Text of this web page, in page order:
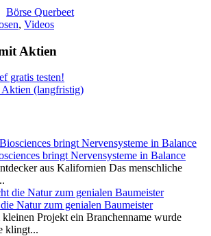
Börse Querbeet
, Videos
Aktien
gratis testen!
Aktien (langfristig)
bringt Nervensysteme in Balance
aus Kalifornien Das menschliche
Natur zum genialen Baumeister
kleinen Projekt ein Branchenname wurde
klingt...